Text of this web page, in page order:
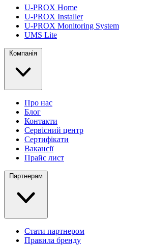
U-PROX Home
U-PROX Installer
U-PROX Monitoring System
UMS Lite
Компанія
Про нас
Блог
Контакти
Сервісний центр
Сертифікати
Вакансії
Прайс лист
Партнерам
Стати партнером
Правила бренду